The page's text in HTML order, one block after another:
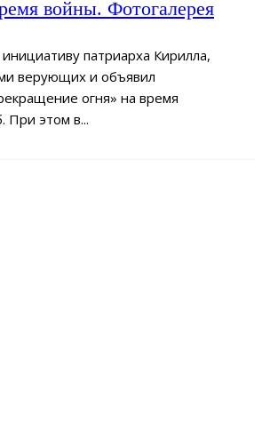
войны. Фотогалерея
патриарха Кирилла,
верующих и объявил
огня» на время
При этом в...